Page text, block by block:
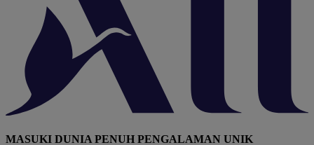
MASUKI DUNIA PENUH PENGALAMAN UNIK